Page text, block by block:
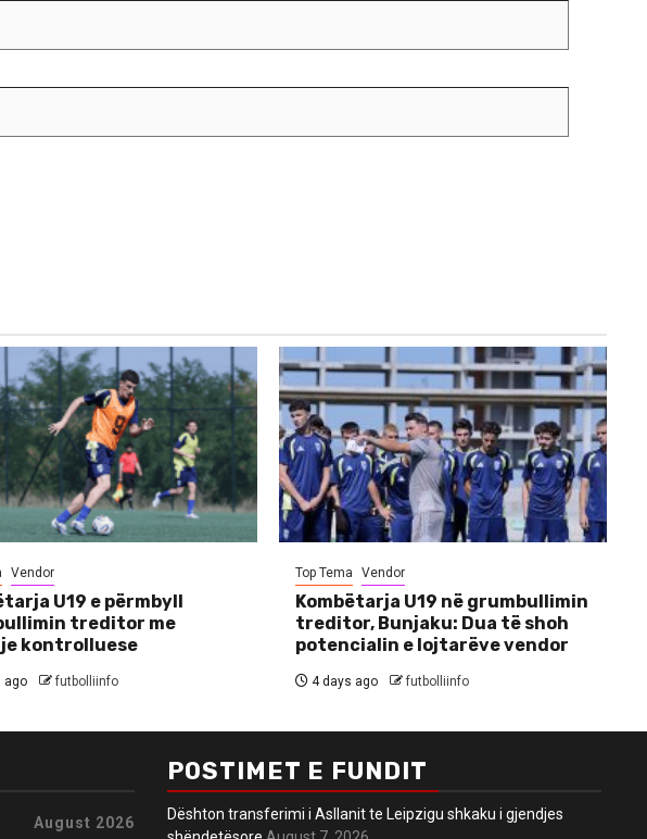
Vendor
U19 e përmbyll
treditor me
kontrolluese
ago futbolliinfo
Top Tema Vendor
Kombëtarja U19 në grumbullimin
treditor, Bunjaku: Dua të shoh
potencialin e lojtarëve vendor
4 days ago futbolliinfo
August 2026
POSTIMET E FUNDIT
Dështon transferimi i Asllanit te Leipzigu shkaku i gjendjes